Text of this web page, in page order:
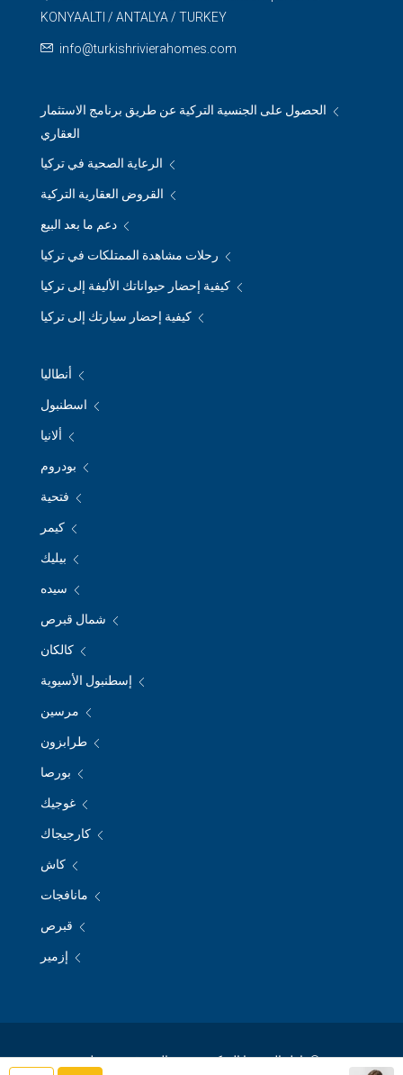
KONYAALTI / ANTALYA / TURKEY
info@turkishrivierahomes.com
الحصول على الجنسية التركية عن طريق برنامج الاستثمار
العقاري
الرعاية الصحية في تركيا
القروض العقارية التركية
دعم ما بعد البيع
رحلات مشاهدة الممتلكات في تركيا
كيفية إحضار حيواناتك الأليفة إلى تركيا
كيفية إحضار سيارتك إلى تركيا
أنطاليا
اسطنبول
ألانيا
بودروم
فتحية
كيمر
بيليك
سيده
شمال قبرص
كالكان
إسطنبول الأسيوية
مرسين
طرابزون
بورصا
غوجيك
كارجيجاك
كاش
مانافجات
قبرص
إزمير
© نازل الريفيرا التركية - جميع الحقوق محفوظة